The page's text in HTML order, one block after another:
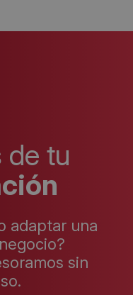
de tu
adaptar una
sin